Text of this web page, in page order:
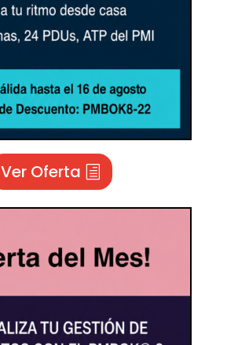
Ver Oferta